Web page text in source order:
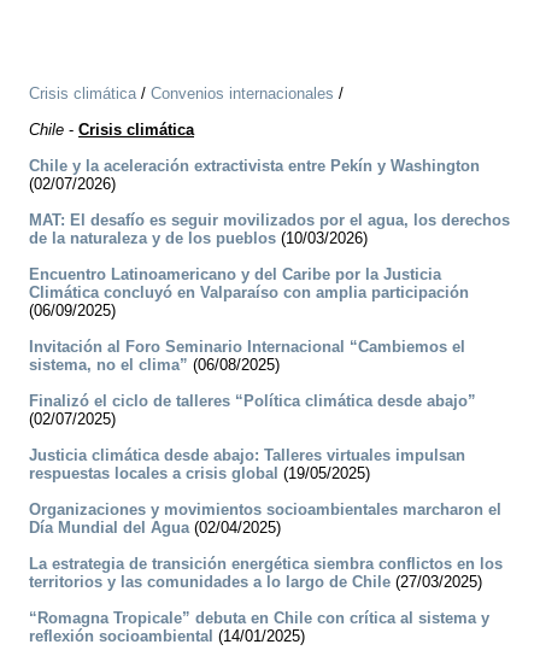
Crisis climática/ Convenios internacionales /
Chile - Crisis climática
Chile y la aceleración extractivista entre Pekín y Washington
(02/07/2026)
MAT: El desafío es seguir movilizados por el agua, los derechos
de la naturaleza y de los pueblos (10/03/2026)
Encuentro Latinoamericano y del Caribe por la Justicia
Climática concluyó en Valparaíso con amplia participación
(06/09/2025)
Invitación al Foro Seminario Internacional “Cambiemos el
sistema, no el clima” (06/08/2025)
Finalizó el ciclo de talleres “Política climática desde abajo”
(02/07/2025)
Justicia climática desde abajo: Talleres virtuales impulsan
respuestas locales a crisis global (19/05/2025)
Organizaciones y movimientos socioambientales marcharon el
Día Mundial del Agua(02/04/2025)
La estrategia de transición energética siembra conflictos en los
territorios y las comunidades a lo largo de Chile (27/03/2025)
“Romagna Tropicale” debuta en Chile con crítica al sistema y
reflexión socioambiental (14/01/2025)